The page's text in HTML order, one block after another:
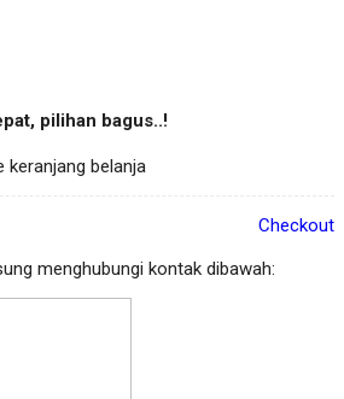
pilihan bagus..!
keranjang belanja
Checkout
menghubungi kontak dibawah: